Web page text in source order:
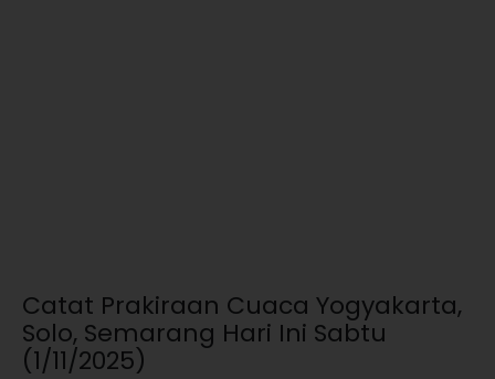
Catat Prakiraan Cuaca Yogyakarta,
Solo, Semarang Hari Ini Sabtu
(1/11/2025)